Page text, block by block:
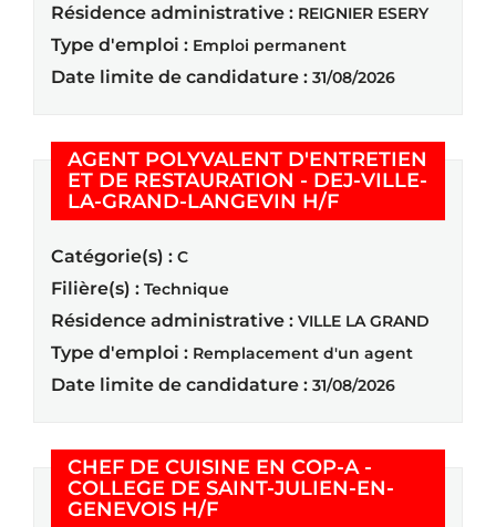
Résidence administrative : REIGNIER ESERY
Type d'emploi : Emploi permanent
Date limite de candidature : 31/08/2026
AGENT POLYVALENT D'ENTRETIEN
ET DE RESTAURATION - DEJ-VILLE-
LA-GRAND-LANGEVIN H/F(Nouvelle
Catégorie(s) : C
Filière(s) : Technique
Résidence administrative : VILLE LA GRAND
Type d'emploi : Remplacement d'un agent
Date limite de candidature : 31/08/2026
CHEF DE CUISINE EN COP-A -
COLLEGE DE SAINT-JULIEN-EN-
GENEVOIS H/F(Nouvelle fenêtre)